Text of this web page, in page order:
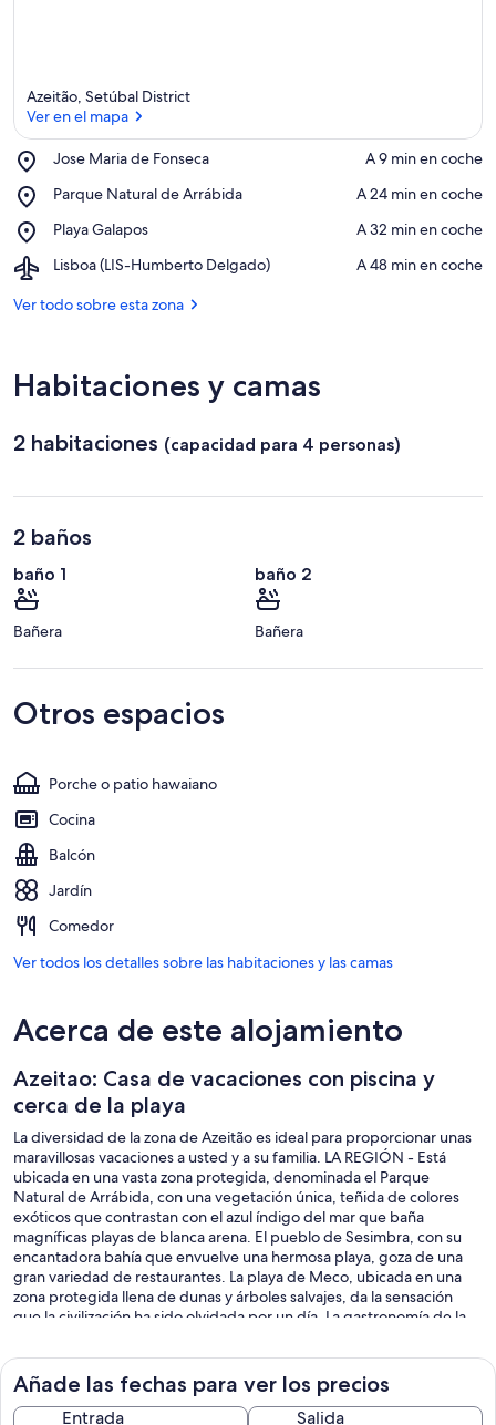
d
e
l
a
z
Azeitão, Setúbal District
Ver en el mapa
Jose Maria de Fonseca
Place,
Maria
Fonseca
‪A 9 min en coche‬
Parque Natural de Arrábida
Place,
Natural
Arrábida
‪A 24 min en coche‬
Playa Galapos
Place,
Galapos
‪A 32 min en coche‬
Lisboa (LIS-Humberto Delgado)
Airport,
(LIS-
‪A 48 min en coche‬
Ver todo sobre esta zona
Habitaciones y camas
2 habitaciones (capacidad para 4 personas)
2 baños
baño 1
Bañera
baño 2
Bañera
Otros espacios
Porche o patio hawaiano
Cocina
Balcón
Jardín
Comedor
Ver todos los detalles sobre las habitaciones y las camas
Acerca de este alojamiento
Azeitao: Casa de vacaciones con piscina y
cerca de la playa
La diversidad de la zona de Azeitão es ideal para proporcionar unas
maravillosas vacaciones a usted y a su familia. LA REGIÓN - Está
ubicada en una vasta zona protegida, denominada el Parque
Natural de Arrábida, con una vegetación única, teñida de colores
exóticos que contrastan con el azul índigo del mar que baña
magníficas playas de blanca arena. El pueblo de Sesimbra, con su
encantadora bahía que envuelve una hermosa playa, goza de una
gran variedad de restaurantes. La playa de Meco, ubicada en una
zona protegida llena de dunas y árboles salvajes, da la sensación
que la civilización ha sido olvidada por un día. La gastronomía de la
deliciosos mariscos, así como todo tipo de postres, muy conocidos
en todo el país. No pueden dejar de probar el famoso queso
fundente de oveja, el vino Moscatel y mucho más! RL VINO -
Palmela, un pequeño pueblo situado a pocos kilómetros de nuestra
Añade las fechas para ver los precios
Entrada Salida